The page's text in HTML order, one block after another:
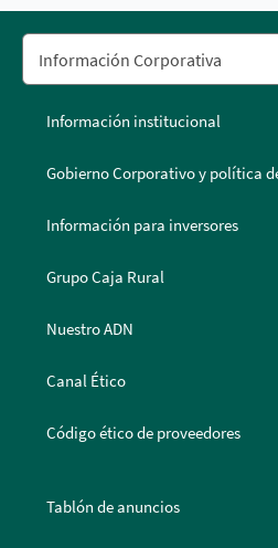
Información institucional
Gobierno Corporativo y política
Información para inversores
Grupo Caja Rural
Nuestro ADN
Canal Ético
Código ético de proveedores
Tablón de anuncios